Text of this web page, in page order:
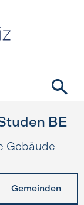
BE
Gebäude
Gemeinden